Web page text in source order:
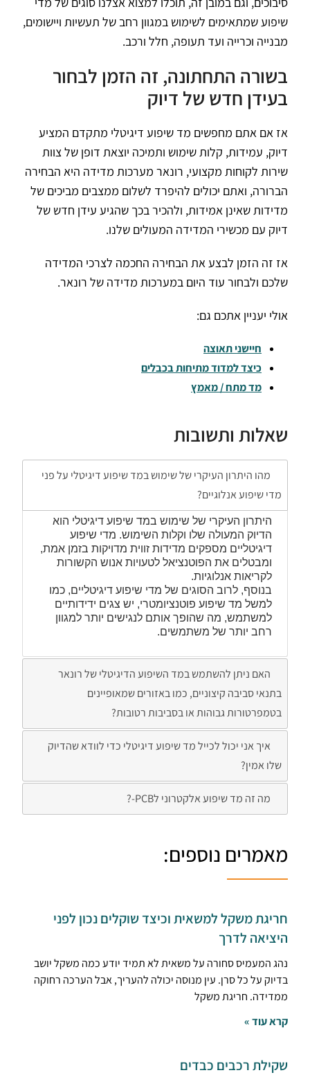
שיפוע שמתאימים לשימוש במגוון רחב של תעשיות ויישומים,
מבנייה וכרייה ועד תעופה, חלל ורכב.
בשורה התחתונה, זה הזמן לבחור
בעידן חדש של דיוק
אז אם אתם מחפשים מד שיפוע דיגיטלי מתקדם המציע
דיוק, עמידות, קלות שימוש ותמיכה יוצאת דופן של צוות
שירות לקוחות מקצועי, רונאר מערכות מדידה היא הבחירה
הברורה, ואתם יכולים להיפרד לשלום ממצבים מביכים של
מדידות שאינן אמידות, ולהכיר בכך שהגיע עידן חדש של
דיוק עם מכשירי המדידה המעולים שלנו.
אז זה הזמן לבצע את הבחירה החכמה לצרכי המדידה
שלכם ולבחור עוד היום במערכות מדידה של רונאר.
אולי יעניין אתכם גם:
חיישני תאוצה
כיצד למדוד מתיחות בכבלים
מד מתח / מאמץ
שאלות ותשובות
מהו היתרון העיקרי של שימוש במד שיפוע דיגיטלי על פני
מדי שיפוע אנלוגיים?
היתרון העיקרי של שימוש במד שיפוע דיגיטלי הוא
הדיוק המעולה שלו וקלות השימוש. מדי שיפוע
דיגיטליים מספקים מדידות זווית מדויקות בזמן אמת,
ומבטלים את הפוטנציאל לטעויות אנוש הקשורות
לקריאות אנלוגיות.
בנוסף, לרוב הסוגים של מדי שיפוע דיגיטליים, כמו
למשל מד שיפוע פוטנציומטרי, יש צגים ידידותיים
למשתמש, מה שהופך אותם לנגישים יותר למגוון
רחב יותר של משתמשים.
האם ניתן להשתמש במד השיפוע הדיגיטלי של רונאר
בתנאי סביבה קיצוניים, כמו באזורים שמאופיינים
בטמפרטורות גבוהות או בסביבות רטובות?
איך אני יכול לכייל מד שיפוע דיגיטלי כדי לוודא שהדיוק
שלו אמין?
מה זה מד שיפוע אלקטרוני לPCB-?
מאמרים נוספים:
חריגת משקל למשאית וכיצד שוקלים נכון לפני
היציאה לדרך
נהג המעמיס סחורה על משאית לא תמיד יודע כמה משקל יושב
בדיוק על כל סרן. עין מנוסה יכולה להעריך, אבל הערכה רחוקה
ממדידה. חריגת משקל
קרא עוד »
שקילת רכבים כבדים